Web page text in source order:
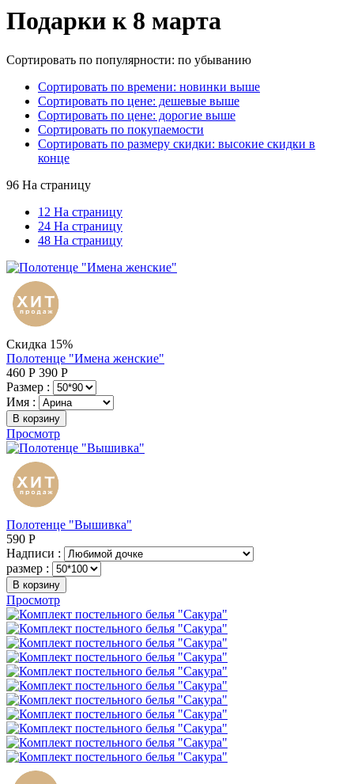
Подарки к 8 марта
Сортировать по популярности: по убыванию
Сортировать по времени: новинки выше
Сортировать по цене: дешевые выше
Сортировать по цене: дорогие выше
Сортировать по покупаемости
Сортировать по размеру скидки: высокие скидки в
конце
96 На страницу
12 На страницу
24 На страницу
48 На страницу
Скидка 15%
Полотенце "Имена женские"
460 Р 390 Р
Размер :
Имя :
В корзину
Просмотр
Полотенце "Вышивка"
590 Р
Надписи :
размер :
В корзину
Просмотр